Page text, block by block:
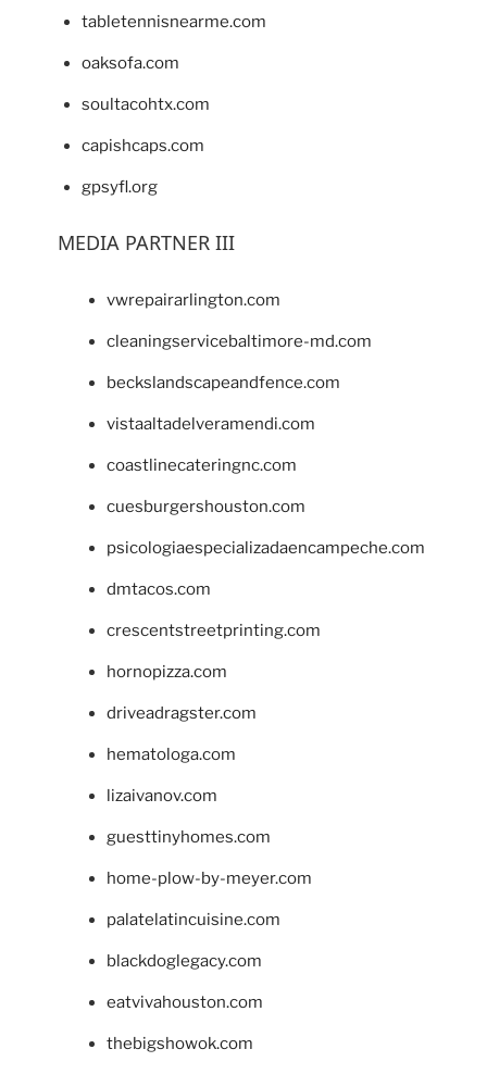
tabletennisnearme.com
oaksofa.com
soultacohtx.com
capishcaps.com
gpsyfl.org
MEDIA PARTNER III
vwrepairarlington.com
cleaningservicebaltimore-md.com
beckslandscapeandfence.com
vistaaltadelveramendi.com
coastlinecateringnc.com
cuesburgershouston.com
psicologiaespecializadaencampeche.com
dmtacos.com
crescentstreetprinting.com
hornopizza.com
driveadragster.com
hematologa.com
lizaivanov.com
guesttinyhomes.com
home-plow-by-meyer.com
palatelatincuisine.com
blackdoglegacy.com
eatvivahouston.com
thebigshowok.com